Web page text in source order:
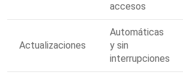
accesos
Actualizaciones
Automáticas
y sin
interrupciones